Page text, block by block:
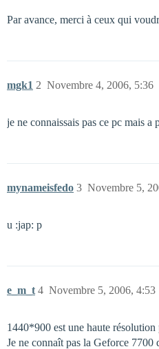
Par avance, merci à ceux qui
mgk1 Novembre 4, 2006, 5:36
2
je ne connaissais pas ce pc mais a
mynameisfedo Novembre 5,
3
u :jap: p
e_m_t Novembre 5, 2006, 4:53
4
1440*900 est une haute
Je ne connaît pas la Geforce 7700